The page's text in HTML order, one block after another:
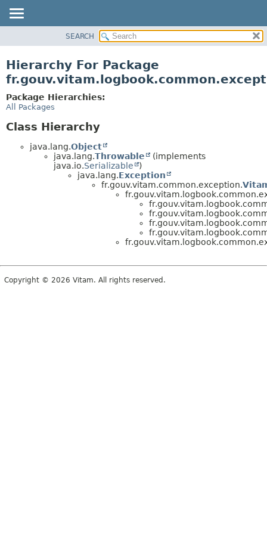
CLASS
TREE
DEPRECATED
SEARCH
Hierarchy For Package
Package Hierarchies:
All Packages
Class Hierarchy
java.lang.Object
java.lang.Throwable
(implements
java.io.Serializable
)
java.lang.Exception
fr.gouv.vitam.common.exception.
Copyright © 2026 Vitam. All rights reserved.